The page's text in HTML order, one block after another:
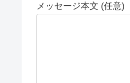
メッセージ本文 (任意)